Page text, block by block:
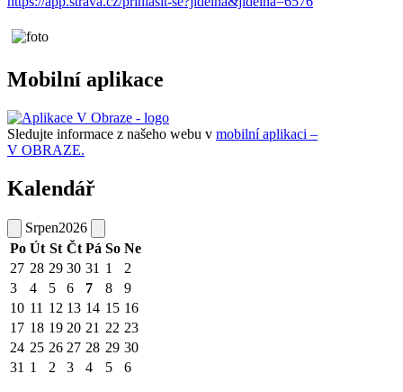
Mobilní aplikace
Sledujte informace z našeho webu v mobilní aplikaci –
V OBRAZE.
Kalendář
Srpen2026
Po Út St Čt Pá So Ne
27 28 29 30 31 1
2
3
4 5 6 7 8
9
10 11 12 13 14 15 16
17 18 19 20 21 22 23
24 25 26 27 28 29 30
31 1 2 3 4 5 6